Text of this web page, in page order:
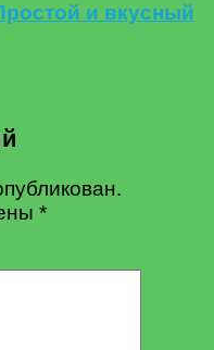
и вкусный
*